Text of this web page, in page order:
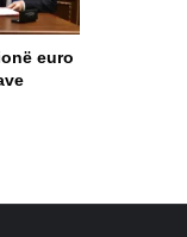
euro